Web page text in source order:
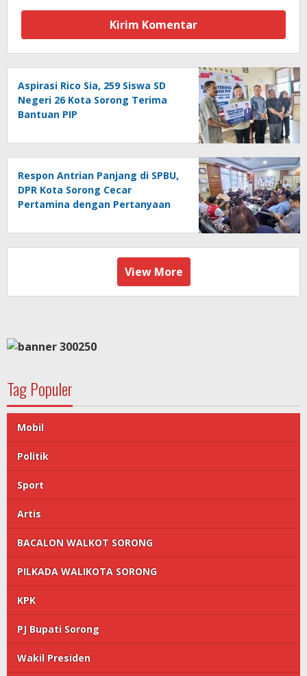
Aspirasi Rico Sia, 259 Siswa SD
Negeri 26 Kota Sorong Terima
Bantuan PIP
Respon Antrian Panjang di SPBU,
DPR Kota Sorong Cecar
Pertamina dengan Pertanyaan
View More
Tag Populer
Mobil
Politik
Sport
Artis
BACALON WALKOT SORONG
PILKADA WALIKOTA SORONG
KPK
PJ Bupati Sorong
Wakil Presiden